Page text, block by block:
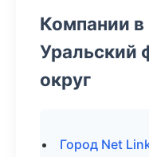
Компании в
Уральский
округ
Город Net